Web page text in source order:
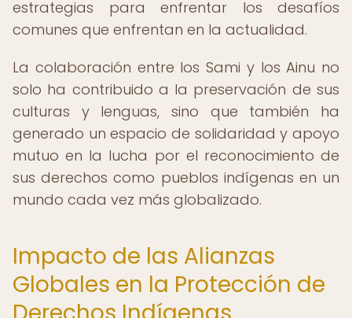
estrategias para enfrentar los desafíos
comunes que enfrentan en la actualidad.
La colaboración entre los Sami y los Ainu no
solo ha contribuido a la preservación de sus
culturas y lenguas, sino que también ha
generado un espacio de solidaridad y apoyo
mutuo en la lucha por el reconocimiento de
sus derechos como pueblos indígenas en un
mundo cada vez más globalizado.
Impacto de las Alianzas
Globales en la Protección de